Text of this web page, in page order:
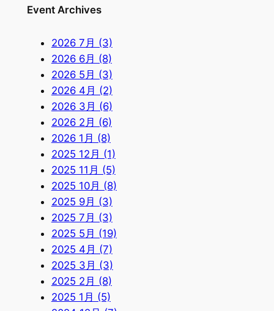
Event Archives
2026 7月 (3)
2026 6月 (8)
2026 5月 (3)
2026 4月 (2)
2026 3月 (6)
2026 2月 (6)
2026 1月 (8)
2025 12月 (1)
2025 11月 (5)
2025 10月 (8)
2025 9月 (3)
2025 7月 (3)
2025 5月 (19)
2025 4月 (7)
2025 3月 (3)
2025 2月 (8)
2025 1月 (5)